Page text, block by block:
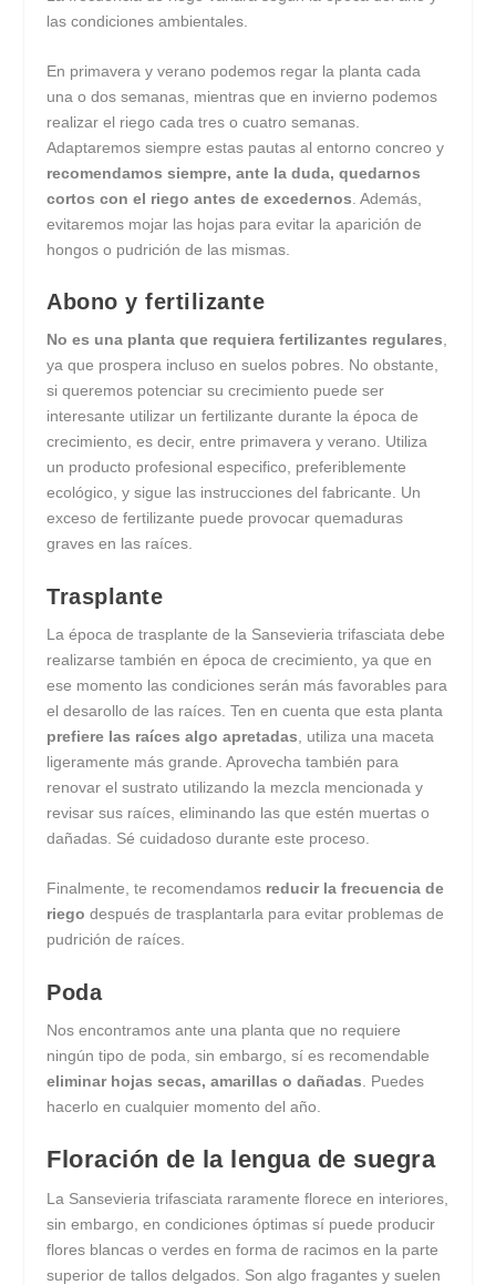
las condiciones ambientales.
En primavera y verano podemos regar la planta cada
una o dos semanas, mientras que en invierno podemos
realizar el riego cada tres o cuatro semanas.
Adaptaremos siempre estas pautas al entorno concreo y
recomendamos siempre, ante la duda, quedarnos
cortos con el riego antes de excedernos . Además,
evitaremos mojar las hojas para evitar la aparición de
hongos o pudrición de las mismas.
Abono y fertilizante
No es una planta que requiera fertilizantes regulares,
ya que prospera incluso en suelos pobres. No obstante,
si queremos potenciar su crecimiento puede ser
interesante utilizar un fertilizante durante la época de
crecimiento, es decir, entre primavera y verano. Utiliza
un producto profesional especifico, preferiblemente
ecológico, y sigue las instrucciones del fabricante. Un
exceso de fertilizante puede provocar quemaduras
graves en las raíces.
Trasplante
La época de trasplante de la Sansevieria trifasciata debe
realizarse también en época de crecimiento, ya que en
ese momento las condiciones serán más favorables para
el desarollo de las raíces. Ten en cuenta que esta planta
prefiere las raíces algo apretadas , utiliza una maceta
ligeramente más grande. Aprovecha también para
renovar el sustrato utilizando la mezcla mencionada y
revisar sus raíces, eliminando las que estén muertas o
dañadas. Sé cuidadoso durante este proceso.
Finalmente, te recomendamos reducir la frecuencia de
riego después de trasplantarla para evitar problemas de
pudrición de raíces.
Poda
Nos encontramos ante una planta que no requiere
ningún tipo de poda, sin embargo, sí es recomendable
eliminar hojas secas, amarillas o dañadas . Puedes
hacerlo en cualquier momento del año.
Floración de la lengua de suegra
La Sansevieria trifasciata raramente florece en interiores,
sin embargo, en condiciones óptimas sí puede producir
flores blancas o verdes en forma de racimos en la parte
superior de tallos delgados. Son algo fragantes y suelen